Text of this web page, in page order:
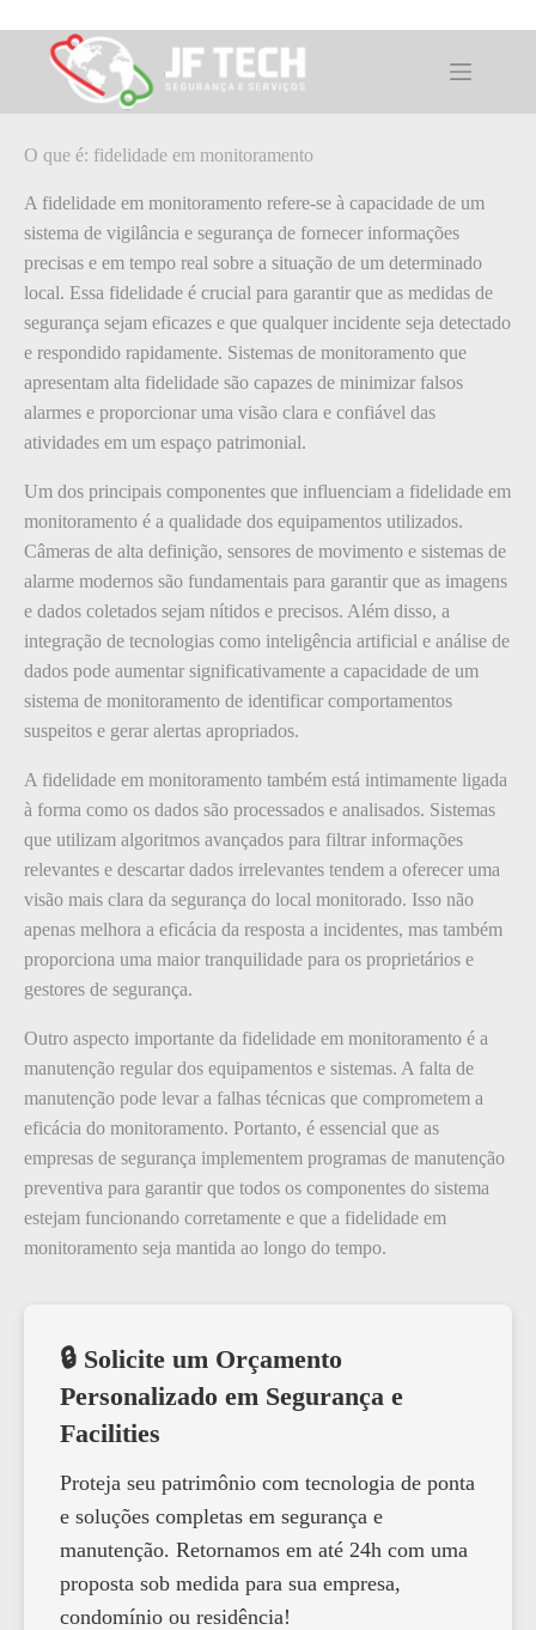
para
conteúdoO que é: fidelidade em monitoramento
O que é: fidelidade em monitoramento
A fidelidade em monitoramento refere-se à capacidade de um
sistema de vigilância e segurança de fornecer informações
precisas e em tempo real sobre a situação de um determinado
local. Essa fidelidade é crucial para garantir que as medidas de
segurança sejam eficazes e que qualquer incidente seja detectado
e respondido rapidamente. Sistemas de monitoramento que
apresentam alta fidelidade são capazes de minimizar falsos
alarmes e proporcionar uma visão clara e confiável das
atividades em um espaço patrimonial.
Um dos principais componentes que influenciam a fidelidade em
monitoramento é a qualidade dos equipamentos utilizados.
Câmeras de alta definição, sensores de movimento e sistemas de
alarme modernos são fundamentais para garantir que as imagens
e dados coletados sejam nítidos e precisos. Além disso, a
integração de tecnologias como inteligência artificial e análise de
dados pode aumentar significativamente a capacidade de um
sistema de monitoramento de identificar comportamentos
suspeitos e gerar alertas apropriados.
A fidelidade em monitoramento também está intimamente ligada
à forma como os dados são processados e analisados. Sistemas
que utilizam algoritmos avançados para filtrar informações
relevantes e descartar dados irrelevantes tendem a oferecer uma
visão mais clara da segurança do local monitorado. Isso não
apenas melhora a eficácia da resposta a incidentes, mas também
proporciona uma maior tranquilidade para os proprietários e
gestores de segurança.
Outro aspecto importante da fidelidade em monitoramento é a
manutenção regular dos equipamentos e sistemas. A falta de
manutenção pode levar a falhas técnicas que comprometem a
eficácia do monitoramento. Portanto, é essencial que as
empresas de segurança implementem programas de manutenção
preventiva para garantir que todos os componentes do sistema
estejam funcionando corretamente e que a fidelidade em
monitoramento seja mantida ao longo do tempo.
🔒 Solicite um Orçamento
Personalizado em Segurança e
Facilities
Proteja seu patrimônio com tecnologia de ponta
e soluções completas em segurança e
manutenção. Retornamos em até 24h com uma
proposta sob medida para sua empresa,
condomínio ou residência!